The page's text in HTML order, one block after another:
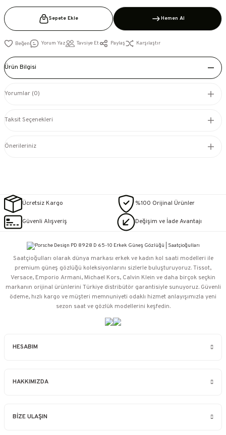
Sepete Ekle Hemen Al
Yorum Yaz Tavsiye Et Paylaş Karşılaştır
Ürün Bilgisi
Yorumlar (0)
Taksit Seçenekleri
Önerileriniz
Ücretsiz Kargo %100 Orijinal Ürünler
Güvenli Alışveriş Değişim ve İade Avantajı
HESABIM
HAKKIMIZDA
BİZE ULAŞIN
Saatçioğulları⁠ olarak dünya markası erkek ve kadın kol saati modelleri ile
premium güneş gözlüğü koleksiyonlarını sizlerle buluşturuyoruz. Tissot,
Versace, Emporio Armani, Michael Kors, Calvin Klein ve daha birçok seçkin
markanın orijinal ürünlerini Türkiye distribütör garantisiyle sunuyoruz. Güvenli
ödeme, hızlı kargo ve müşteri memnuniyeti odaklı hizmet anlayışımızla yeni
sezon saat ve gözlük modellerini keşfedin.